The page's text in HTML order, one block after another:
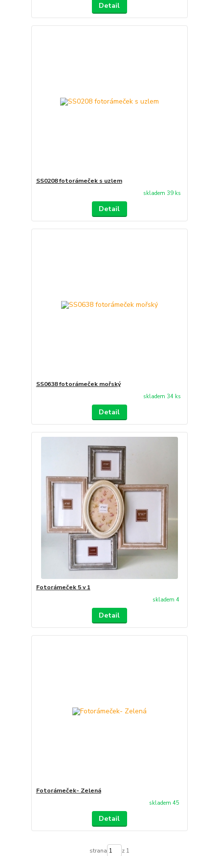
Detail
SS0208 fotorámeček s uzlem
skladem 39 ks
Detail
SS0638 fotorámeček mořský
skladem 34 ks
Detail
Fotorámeček 5 v 1
skladem 4
Detail
Fotorámeček- Zelená
skladem 45
Detail
strana z 1